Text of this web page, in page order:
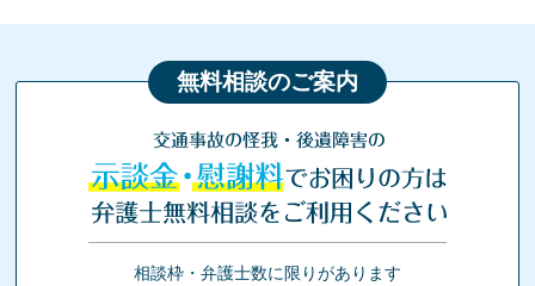
無料相談のご案内
交通事故の怪我・後遺障害の
示談金・慰謝料でお困りの方は
弁護士無料相談をご利用ください
相談枠・弁護士数に限りがあります